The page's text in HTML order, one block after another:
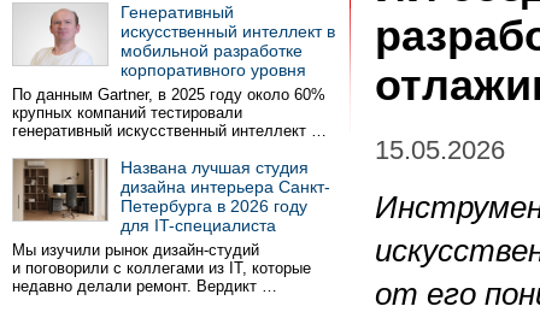
Генеративный
искусственный интеллект в
мобильной разработке
корпоративного уровня
По данным Gartner, в 2025 году около 60%
крупных компаний тестировали
генеративный искусственный интеллект …
Названа лучшая студия
дизайна интерьера Санкт-
Петербурга в 2026 году
для IT-специалиста
Мы изучили рынок дизайн-студий
и поговорили с коллегами из IT, которые
недавно делали ремонт. Вердикт …
15.05.2026
от его